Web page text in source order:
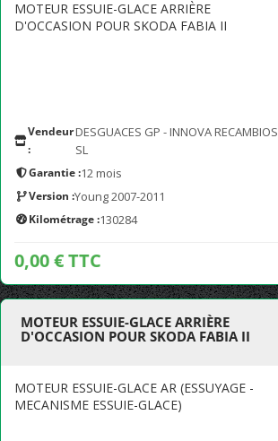
MOTEUR ESSUIE-GLACE ARRIÈRE
D'OCCASION POUR SKODA FABIA II
Vendeur
:
DESGUACES GP - INNOVA RECAMBIOS
SL
Garantie :12 mois
Version :Young 2007-2011
Kilométrage :130284
0,00 € TTC
MOTEUR ESSUIE-GLACE ARRIÈRE
D'OCCASION POUR SKODA FABIA II
MOTEUR ESSUIE-GLACE AR (ESSUYAGE -
MECANISME ESSUIE-GLACE)